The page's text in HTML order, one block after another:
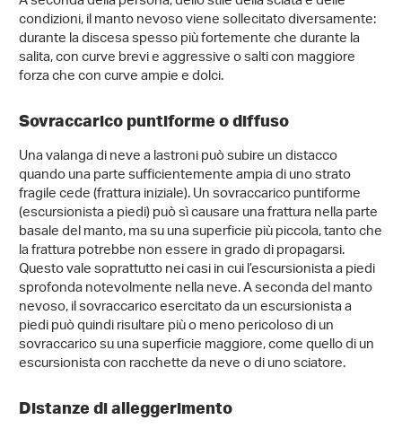
condizioni, il manto nevoso viene sollecitato diversamente:
durante la discesa spesso più fortemente che durante la
salita, con curve brevi e aggressive o salti con maggiore
forza che con curve ampie e dolci.
Sovraccarico puntiforme o diffuso
Una valanga di neve a lastroni può subire un distacco
quando una parte sufficientemente ampia di uno strato
fragile cede (frattura iniziale). Un sovraccarico puntiforme
(escursionista a piedi) può sì causare una frattura nella parte
basale del manto, ma su una superficie più piccola, tanto che
la frattura potrebbe non essere in grado di propagarsi.
Questo vale soprattutto nei casi in cui l’escursionista a piedi
sprofonda notevolmente nella neve. A seconda del manto
nevoso, il sovraccarico esercitato da un escursionista a
piedi può quindi risultare più o meno pericoloso di un
sovraccarico su una superficie maggiore, come quello di un
escursionista con racchette da neve o di uno sciatore.
Distanze di alleggerimento